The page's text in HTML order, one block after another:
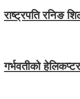
राष्ट्रपति रनिङ
गर्भवतीको